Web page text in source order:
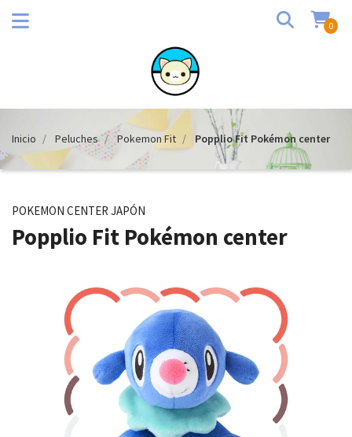
0
Inicio Peluches Pokemon Fit Popplio Fit Pokémon center
POKEMON CENTER JAPÓN
Popplio Fit Pokémon center